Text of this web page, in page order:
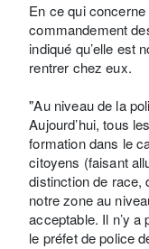
En ce qui
commandement
indiqué qu’elle est
rentrer chez eux.
"Au niveau de la
Aujourd’hui, tous
formation dans le
citoyens (faisant
distinction de race,
notre zone au
acceptable. Il n’y
le préfet de police